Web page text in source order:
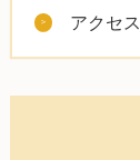
アクセス